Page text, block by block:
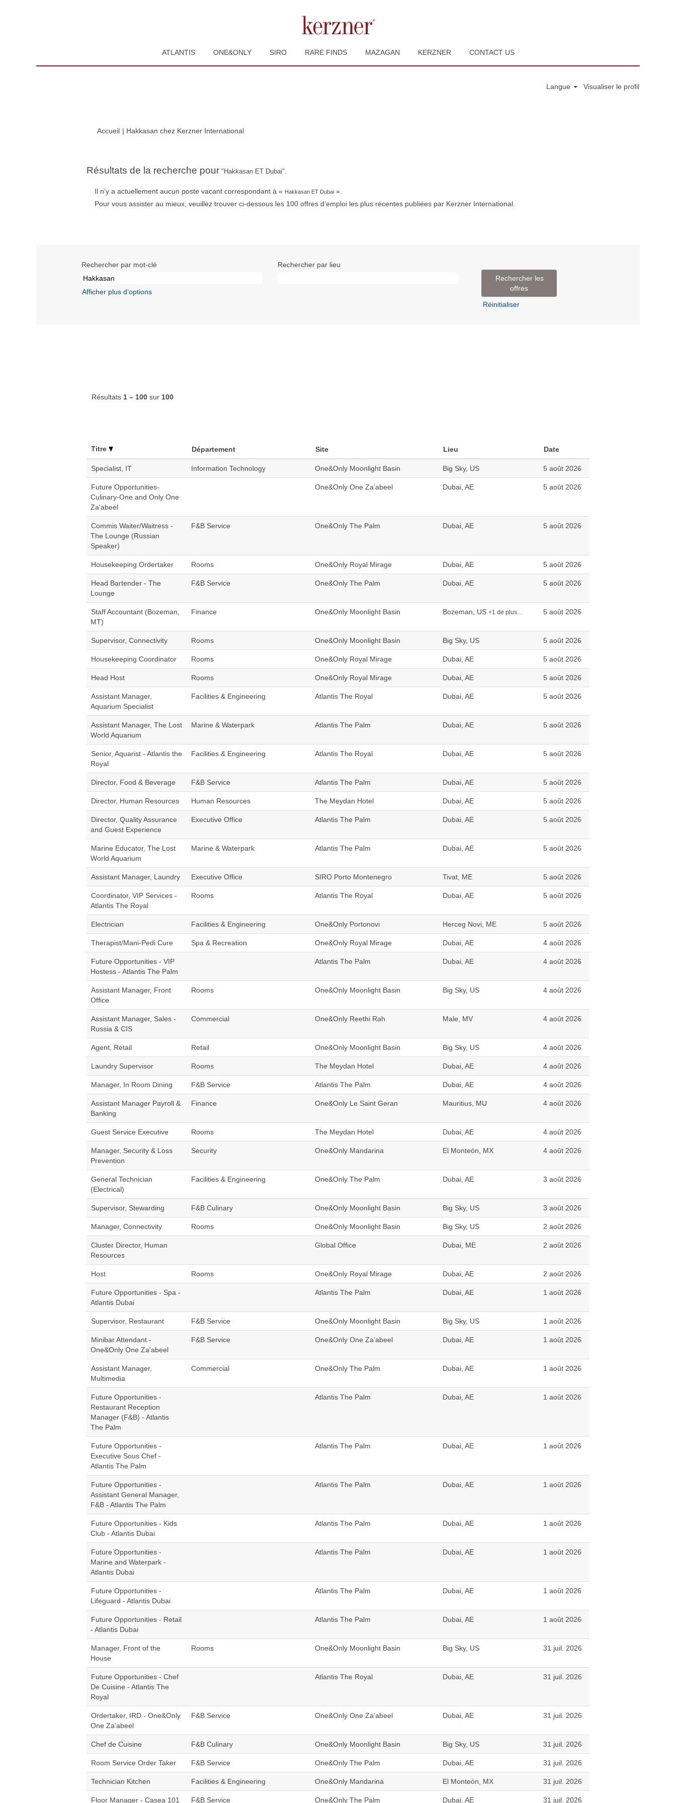
ATLANTIS ONE&ONLY SIRO RARE FINDS MAZAGAN KERZNER CONTACT US
Langue Visualiser le profil
Accueil | Hakkasan chez Kerzner International(page
Résultats de la recherche pour "Hakkasan ET Dubai".
Il n’y a actuellement aucun poste vacant correspondant à « Hakkasan ET Dubai ».
Pour vous assister au mieux, veuillez trouver ci-dessous les 100 offres d’emploi les plus récentes publiées par Kerzner International.
Rechercher par mot-clé Rechercher par lieu
Afficher plus d’options
Réinitialiser
Résultats 1 – 100 sur 100
Titre Département Site Lieu Date
Specialist, IT Information Technology One&Only Moonlight Basin Big Sky, US 5 août 2026
Future Opportunities-
Culinary-One and Only One
Za'abeel
One&Only One Za’abeel Dubai, AE 5 août 2026
Commis Waiter/Waitress -
The Lounge (Russian
Speaker)
F&B Service One&Only The Palm Dubai, AE 5 août 2026
Housekeeping Ordertaker Rooms One&Only Royal Mirage Dubai, AE 5 août 2026
Head Bartender - The
Lounge
F&B Service One&Only The Palm Dubai, AE 5 août 2026
Staff Accountant (Bozeman,
MT)
Finance One&Only Moonlight Basin Bozeman, US +1 de plus… 5 août 2026
Supervisor, Connectivity Rooms One&Only Moonlight Basin Big Sky, US 5 août 2026
Housekeeping Coordinator Rooms One&Only Royal Mirage Dubai, AE 5 août 2026
Head Host Rooms One&Only Royal Mirage Dubai, AE 5 août 2026
Assistant Manager,
Aquarium Specialist
Facilities & Engineering Atlantis The Royal Dubai, AE 5 août 2026
Assistant Manager, The Lost
World Aquarium
Marine & Waterpark Atlantis The Palm Dubai, AE 5 août 2026
Senior, Aquarist - Atlantis the
Royal
Facilities & Engineering Atlantis The Royal Dubai, AE 5 août 2026
Director, Food & Beverage F&B Service Atlantis The Palm Dubai, AE 5 août 2026
Director, Human Resources Human Resources The Meydan Hotel Dubai, AE 5 août 2026
Director, Quality Assurance
and Guest Experience
Executive Office Atlantis The Palm Dubai, AE 5 août 2026
Marine Educator, The Lost
World Aquarium
Marine & Waterpark Atlantis The Palm Dubai, AE 5 août 2026
Assistant Manager, Laundry Executive Office SIRO Porto Montenegro Tivat, ME 5 août 2026
Coordinator, VIP Services -
Atlantis The Royal
Rooms Atlantis The Royal Dubai, AE 5 août 2026
Electrician Facilities & Engineering One&Only Portonovi Herceg Novi, ME 5 août 2026
Therapist/Mani-Pedi Cure Spa & Recreation One&Only Royal Mirage Dubai, AE 4 août 2026
Future Opportunities - VIP
Hostess - Atlantis The Palm
Atlantis The Palm Dubai, AE 4 août 2026
Assistant Manager, Front
Office
Rooms One&Only Moonlight Basin Big Sky, US 4 août 2026
Assistant Manager, Sales -
Russia & CIS
Commercial One&Only Reethi Rah Male, MV 4 août 2026
Agent, Retail Retail One&Only Moonlight Basin Big Sky, US 4 août 2026
Laundry Supervisor Rooms The Meydan Hotel Dubai, AE 4 août 2026
Manager, In Room Dining F&B Service Atlantis The Palm Dubai, AE 4 août 2026
Assistant Manager Payroll &
Banking
Finance One&Only Le Saint Geran Mauritius, MU 4 août 2026
Guest Service Executive Rooms The Meydan Hotel Dubai, AE 4 août 2026
Manager, Security & Loss
Prevention
Security One&Only Mandarina El Monteón, MX 4 août 2026
General Technician
(Electrical)
Facilities & Engineering One&Only The Palm Dubai, AE 3 août 2026
Supervisor, Stewarding F&B Culinary One&Only Moonlight Basin Big Sky, US 3 août 2026
Manager, Connectivity Rooms One&Only Moonlight Basin Big Sky, US 2 août 2026
Cluster Director, Human
Resources
Global Office Dubai, ME 2 août 2026
Host Rooms One&Only Royal Mirage Dubai, AE 2 août 2026
Future Opportunities - Spa -
Atlantis Dubai
Atlantis The Palm Dubai, AE 1 août 2026
Supervisor, Restaurant F&B Service One&Only Moonlight Basin Big Sky, US 1 août 2026
Minibar Attendant -
One&Only One Za'abeel
F&B Service One&Only One Za’abeel Dubai, AE 1 août 2026
Assistant Manager,
Multimedia
Commercial One&Only The Palm Dubai, AE 1 août 2026
Future Opportunities -
Restaurant Reception
Manager (F&B) - Atlantis
The Palm
Atlantis The Palm Dubai, AE 1 août 2026
Future Opportunities -
Executive Sous Chef -
Atlantis The Palm
Atlantis The Palm Dubai, AE 1 août 2026
Future Opportunities -
Assistant General Manager,
F&B - Atlantis The Palm
Atlantis The Palm Dubai, AE 1 août 2026
Future Opportunities - Kids
Club - Atlantis Dubai
Atlantis The Palm Dubai, AE 1 août 2026
Future Opportunities -
Marine and Waterpark -
Atlantis Dubai
Atlantis The Palm Dubai, AE 1 août 2026
Future Opportunities -
Lifeguard - Atlantis Dubai
Atlantis The Palm Dubai, AE 1 août 2026
Future Opportunities - Retail
- Atlantis Dubai
Atlantis The Palm Dubai, AE 1 août 2026
Manager, Front of the
House
Rooms One&Only Moonlight Basin Big Sky, US 31 juil. 2026
Future Opportunities - Chef
De Cuisine - Atlantis The
Royal
Atlantis The Royal Dubai, AE 31 juil. 2026
Ordertaker, IRD - One&Only
One Za'abeel
F&B Service One&Only One Za’abeel Dubai, AE 31 juil. 2026
Chef de Cuisine F&B Culinary One&Only Moonlight Basin Big Sky, US 31 juil. 2026
Room Service Order Taker F&B Service One&Only The Palm Dubai, AE 31 juil. 2026
Technician Kitchen Facilities & Engineering One&Only Mandarina El Monteón, MX 31 juil. 2026
Floor Manager - Casea 101 F&B Service One&Only The Palm Dubai, AE 31 juil. 2026